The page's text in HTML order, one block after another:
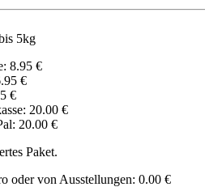
5kg
8.95 €
€
€
20.00 €
20.00 €
Paket.
oder von Ausstellungen: 0.00 €